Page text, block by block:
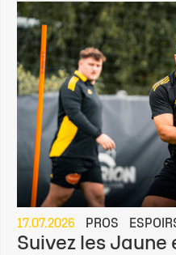
17.07.2026 PROS
Suivez les Jaune